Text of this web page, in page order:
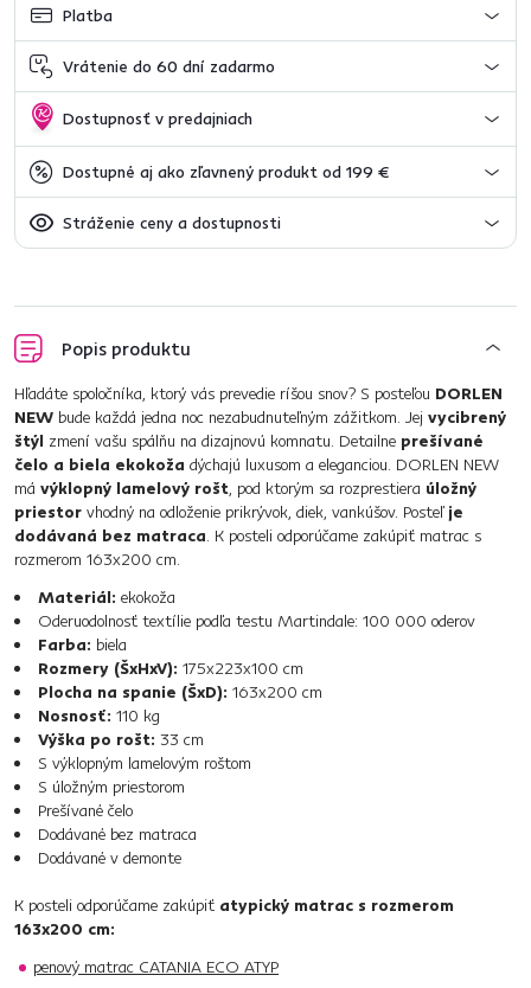
Platba
Vrátenie do 60 dní zadarmo
Dostupnosť v predajniach
Dostupné aj ako zľavnený produkt od 199 €
Stráženie ceny a dostupnosti
Popis produktu
Hľadáte spoločníka, ktorý vás prevedie ríšou snov? S posteľou DORLEN
NEW bude každá jedna noc nezabudnuteľným zážitkom. Jej vycibrený
štýl zmení vašu spálňu na dizajnovú komnatu. Detailne prešívané
čelo a biela ekokoža dýchajú luxusom a eleganciou. DORLEN NEW
má výklopný lamelový rošt, pod ktorým sa rozprestiera úložný
priestor vhodný na odloženie prikrývok, diek, vankúšov. Posteľ je
dodávaná bez matraca. K posteli odporúčame zakúpiť matrac s
rozmerom 163x200 cm.
Materiál: ekokoža
Oderuodolnosť textílie podľa testu Martindale: 100 000 oderov
Farba: biela
Rozmery (ŠxHxV): 175x223x100 cm
Plocha na spanie (ŠxD): 163x200 cm
Nosnosť: 110 kg
Výška po rošt: 33 cm
S výklopným lamelovým roštom
S úložným priestorom
Prešívané čelo
Dodávané bez matraca
Dodávané v demonte
K posteli odporúčame zakúpiť atypický matrac s rozmerom
163x200 cm:
penový matrac CATANIA ECO ATYP